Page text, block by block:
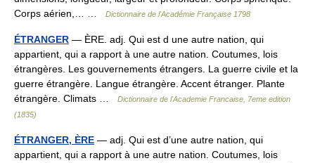
Corps aérien,… …
Dictionnaire de l'Académie Française 1798
ÉTRANGER — ÈRE. adj. Qui est d une autre nation, qui
appartient, qui a rapport à une autre nation. Coutumes, lois
étrangères. Les gouvernements étrangers. La guerre civile et la
guerre étrangère. Langue étrangère. Accent étranger. Plante
étrangère. Climats …
Dictionnaire de l'Academie Francaise, 7eme edition
(1835)
ÉTRANGER, ÈRE — adj. Qui est d’une autre nation, qui
appartient, qui a rapport à une autre nation. Coutumes, lois